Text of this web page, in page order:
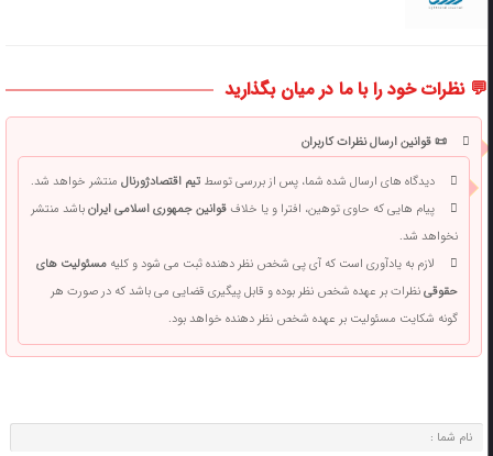
💬 نظرات خود را با ما در میان بگذارید
📜 قوانین ارسال نظرات کاربران
دیدگاه های ارسال شده شما، پس از بررسی توسطتیم اقتصادژورنالمنتشر خواهد شد.
پیام هایی که حاوی توهین، افترا و یا خلافقوانین جمهوری اسلامی ایرانباشد منتشر
نخواهد شد.
لازم به یادآوری است که آی پی شخص نظر دهنده ثبت می شود و کلیهمسئولیت های
حقوقینظرات بر عهده شخص نظر بوده و قابل پیگیری قضایی می باشد که در صورت هر
گونه شکایت مسئولیت بر عهده شخص نظر دهنده خواهد بود.